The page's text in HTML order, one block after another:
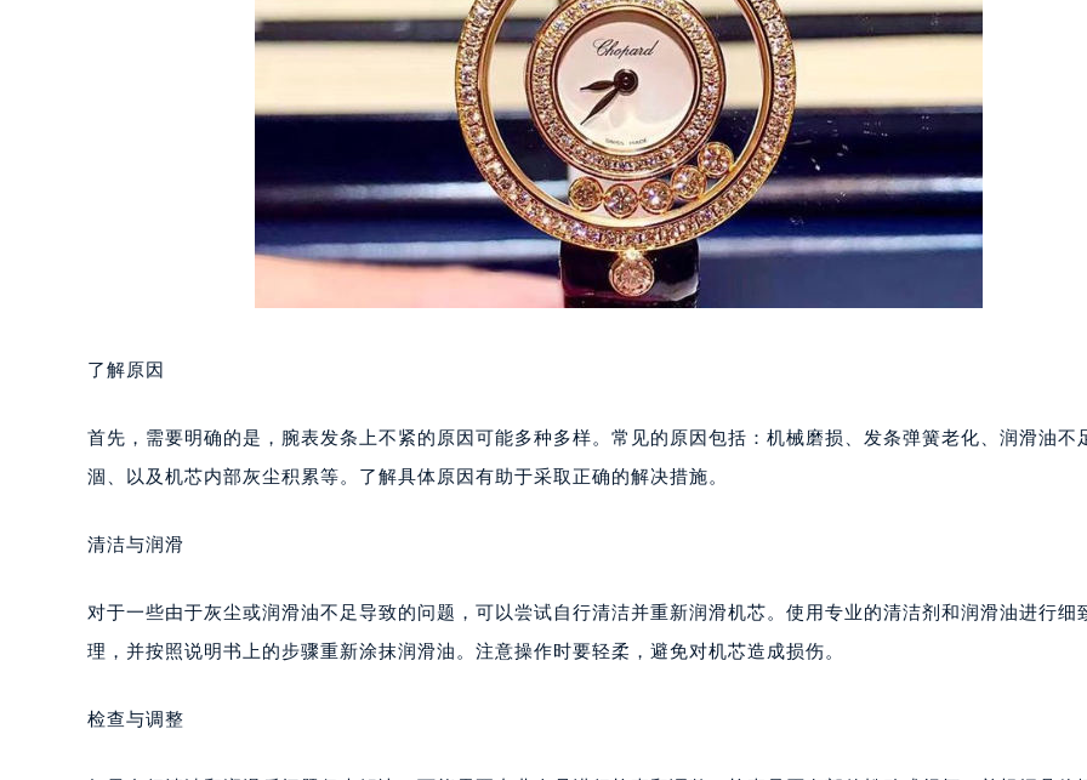
了解原因
首先，需要明确的是，腕表发条上不紧的原因可能多种多样。常见的原因包括：机械磨损、发条弹簧老化、润滑油不
涸、以及机芯内部灰尘积累等。了解具体原因有助于采取正确的解决措施。
清洁与润滑
对于一些由于灰尘或润滑油不足导致的问题，可以尝试自行清洁并重新润滑机芯。使用专业的清洁剂和润滑油进行细
理，并按照说明书上的步骤重新涂抹润滑油。注意操作时要轻柔，避免对机芯造成损伤。
检查与调整